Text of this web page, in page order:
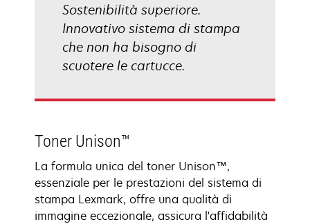
Sostenibilità superiore.
Innovativo sistema di stampa
che non ha bisogno di
scuotere le cartucce.
Toner Unison™
La formula unica del toner Unison™,
essenziale per le prestazioni del sistema di
stampa Lexmark, offre una qualità di
immagine eccezionale, assicura l'affidabilità